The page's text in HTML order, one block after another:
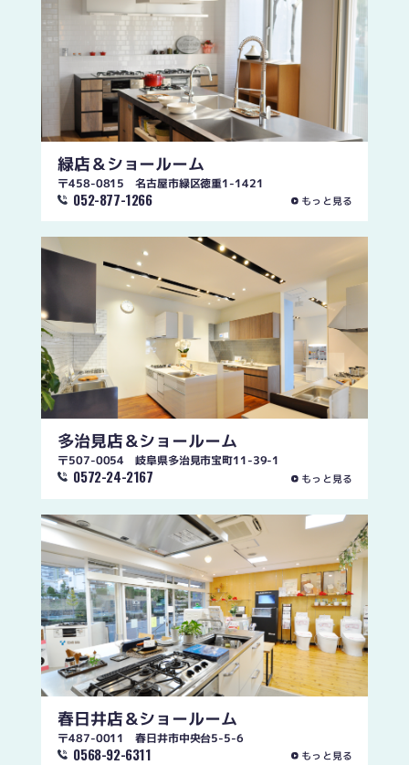
緑店＆ショールーム
〒458-0815 名古屋市緑区徳重1-1421
052-877-1266 もっと見る
多治見店＆ショールーム
〒507-0054 岐阜県多治見市宝町11-39-1
0572-24-2167 もっと見る
春日井店＆ショールーム
〒487-0011 春日井市中央台5-5-6
0568-92-6311 もっと見る